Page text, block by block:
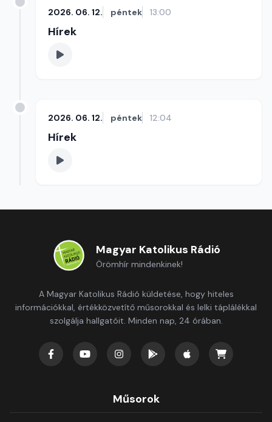
2026. 06. 12. péntek 13:00
Hírek
2026. 06. 12. péntek 12:04
Hírek
Magyar Katolikus Rádió
Örömhír mindenkinek!
A Magyar Katolikus Rádió küldetése, hogy hiteles
információkkal, értékközvetítő műsorokkal és lelki táplálékkal
szolgálja hallgatóit. Minden nap, 24 órában.
Műsorok